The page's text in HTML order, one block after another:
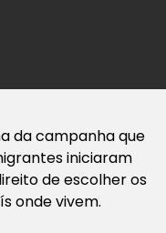
da campanha que
iniciaram
de escolher os
onde vivem.